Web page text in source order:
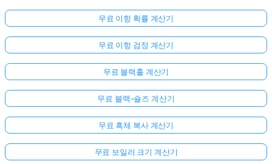
문
이
없
습
다
번
질
무료 이항 확률 계산기
무료 이항 검정 계산기
무료 블랙홀 계산기
무료 블랙-숄즈 계산기
무료 흑체 복사 계산기
무료 보일러 크기 계산기